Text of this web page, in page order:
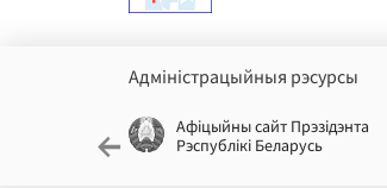
Адміністрацыйныя рэсурсы
Афіцыйны сайт Прэзідэнта
Рэспублікі Беларусь